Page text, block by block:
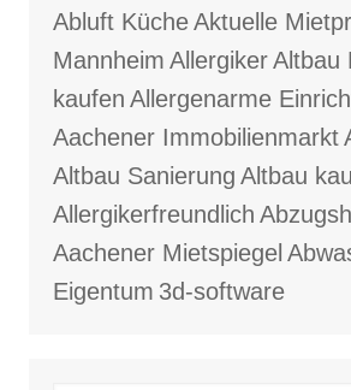
Abluft KücheAktuelle
Mannheim AllergikerAltbau
kaufen Allergenarme
Aachener Immobilienmarkt
Altbau Sanierung Altbau
Allergikerfreundlich
Aachener Mietspiegel
Eigentum 3d-software